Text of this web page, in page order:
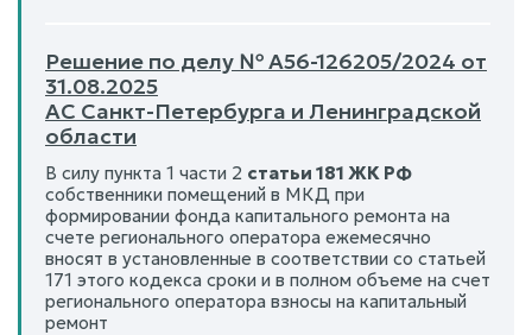
Решение по делу № А56-126205/2024 от
31.08.2025
АС Санкт-Петербурга и Ленинградской
области
В силу пункта 1 части 2 статьи 181 ЖК РФ
собственники помещений в МКД при
формировании фонда капитального ремонта на
счете регионального оператора ежемесячно
вносят в установленные в соответствии со статьей
171 этого кодекса сроки и в полном объеме на счет
регионального оператора взносы на капитальный
ремонт